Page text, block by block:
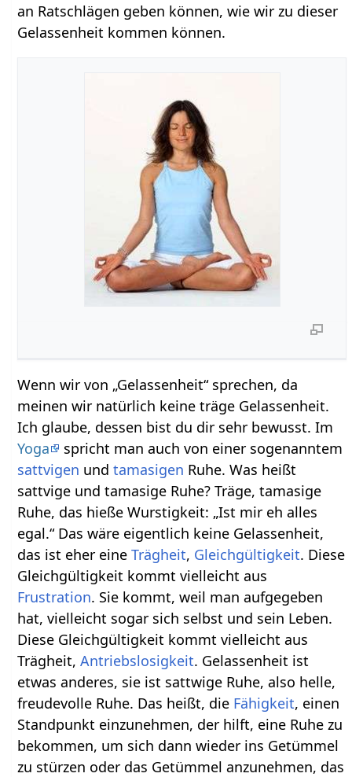
an Ratschlägen geben können, wie wir zu dieser
Gelassenheit kommen können.
Wenn wir von „Gelassenheit“ sprechen, da
meinen wir natürlich keine träge Gelassenheit.
Ich glaube, dessen bist du dir sehr bewusst. Im
Yoga
spricht man auch von einer sogenanntem
sattvigen undtamasigen Ruhe. Was heißt
sattvige und tamasige Ruhe? Träge, tamasige
Ruhe, das hieße Wurstigkeit: „Ist mir eh alles
egal.“ Das wäre eigentlich keine Gelassenheit,
das ist eher eineTrägheit, Gleichgültigkeit. Diese
Gleichgültigkeit kommt vielleicht aus
Frustration. Sie kommt, weil man aufgegeben
hat, vielleicht sogar sich selbst und sein Leben.
Diese Gleichgültigkeit kommt vielleicht aus
Trägheit,Antriebslosigkeit. Gelassenheit ist
etwas anderes, sie ist sattwige Ruhe, also helle,
freudevolle Ruhe. Das heißt, die Fähigkeit, einen
Standpunkt einzunehmen, der hilft, eine Ruhe zu
bekommen, um sich dann wieder ins Getümmel
zu stürzen oder das Getümmel anzunehmen, das